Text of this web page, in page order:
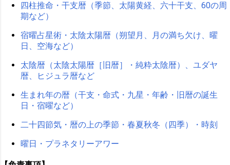
四柱推命・干支暦（季節、太陽黄経、六十干支、60の周
期など）
宿曜占星術・太陰太陽暦（朔望月、月の満ち欠け、曜
日、空海など）
太陰暦（太陰太陽暦［旧暦］・純粋太陰暦）、ユダヤ
暦、ヒジュラ暦など
生まれ年の暦（干支・命式・九星・年齢・旧暦の誕生
日・宿曜など）
二十四節気・暦の上の季節・春夏秋冬（四季）・時刻
曜日・プラネタリーアワー